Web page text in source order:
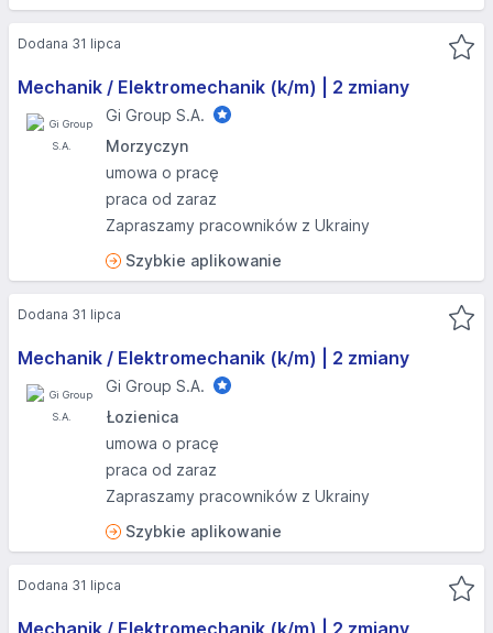
Mechanik / Elektromechanik (k/m) | 2 zmiany
Gi Group S.A.
Morzyczyn
umowa o pracę
praca od zaraz
Zapraszamy pracowników z Ukrainy
Szybkie aplikowanie
Dodana 31 lipca
Mechanik / Elektromechanik (k/m) | 2 zmiany
Gi Group S.A.
Łozienica
umowa o pracę
praca od zaraz
Zapraszamy pracowników z Ukrainy
Szybkie aplikowanie
Dodana 31 lipca
Mechanik / Elektromechanik (k/m) | 2 zmiany
Dodana 31 lipca